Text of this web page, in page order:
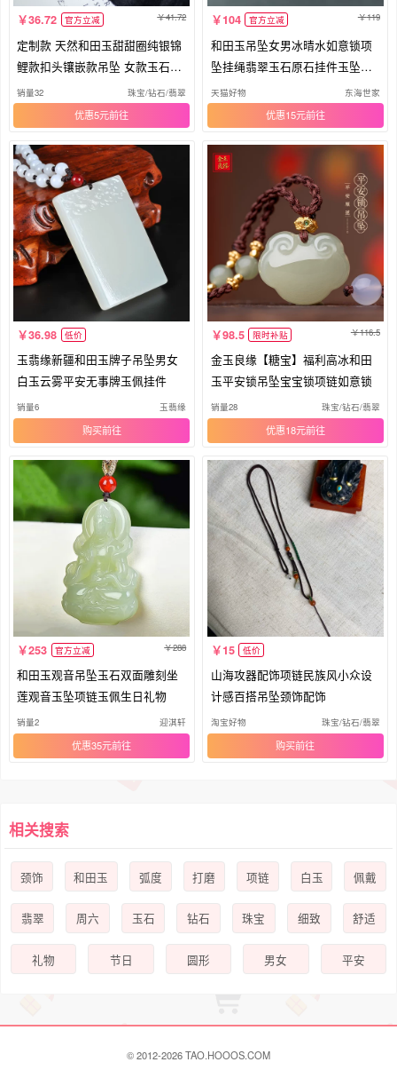
36.72 官方立减 41.72
定制款 天然和田玉甜甜圈纯银锦
鲤款扣头镶嵌款吊坠 女款玉石饰
品
销量32 珠宝/钻石/翡翠
优惠5元
104 官方立减 119
和田玉吊坠女男冰晴水如意锁项
坠挂绳翡翠玉石原石挂件玉坠玉
项链
天猫好物 东海世家
优惠15元
36.98 低价
玉翡缘新疆和田玉牌子吊坠男女
白玉云雾平安无事牌玉佩挂件
销量6 玉翡缘
购买
98.5 限时补贴 116.5
金玉良缘【糖宝】福利高冰和田
玉平安锁吊坠宝宝锁项链如意锁
销量28 珠宝/钻石/翡翠
优惠18元
253 官方立减 288
和田玉观音吊坠玉石双面雕刻坐
莲观音玉坠项链玉佩生日礼物
销量2 迎淇轩
优惠35元
15 低价
山海攻器配饰项链民族风小众设
计感百搭吊坠颈饰配饰
淘宝好物 珠宝/钻石/翡翠
购买
相关搜索
颈饰 和田玉 弧度 打磨 项链 白玉 佩戴
翡翠 周六 玉石 钻石 珠宝 细致 舒适
礼物 节日 圆形 男女 平安
© 2012-2026 TAO.HOOOS.COM